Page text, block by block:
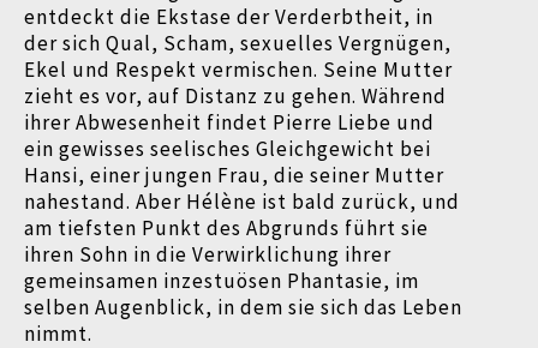
entdeckt die Ekstase der Verderbtheit, in
der sich Qual, Scham, sexuelles Vergnügen,
Ekel und Respekt vermischen. Seine Mutter
zieht es vor, auf Distanz zu gehen. Während
ihrer Abwesenheit findet Pierre Liebe und
ein gewisses seelisches Gleichgewicht bei
Hansi, einer jungen Frau, die seiner Mutter
nahestand. Aber Hélène ist bald zurück, und
am tiefsten Punkt des Abgrunds führt sie
ihren Sohn in die Verwirklichung ihrer
gemeinsamen inzestuösen Phantasie, im
selben Augenblick, in dem sie sich das Leben
nimmt.